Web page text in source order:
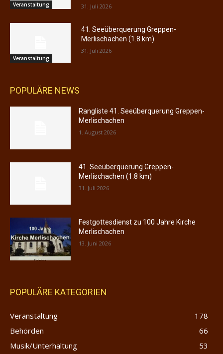
Veranstaltung 31. Juli 2026
Veranstaltung
41. Seeüberquerung Greppen-
Merlischachen (1.8 km)
31. Juli 2026
POPULÄRE NEWS
Rangliste 41. Seeüberquerung Greppen-
Merlischachen
1. August 2026
41. Seeüberquerung Greppen-
Merlischachen (1.8 km)
31. Juli 2026
Festgottesdienst zu 100 Jahre Kirche
Merlischachen
13. Juni 2026
POPULÄRE KATEGORIEN
Veranstaltung
178
Behörden
66
Musik/Unterhaltung
53